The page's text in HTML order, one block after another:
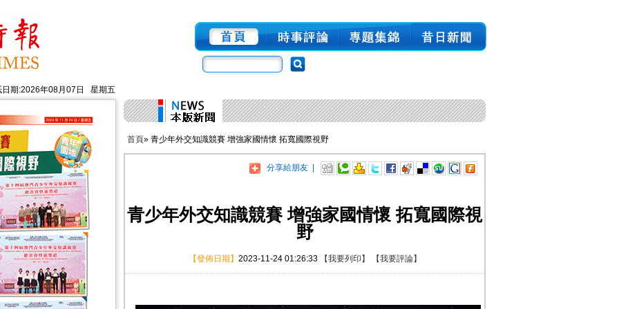
日期:2026年08月07日 星期五
首頁» 青少年外交知識競賽 增強家國情懷 拓寬國際視野
分享給朋友 |
青少年外交知識競賽 增強家國情懷 拓寬國際視
野
【發佈日期】 2023-11-24 01:26:33 【我要列印】 【我要評論】